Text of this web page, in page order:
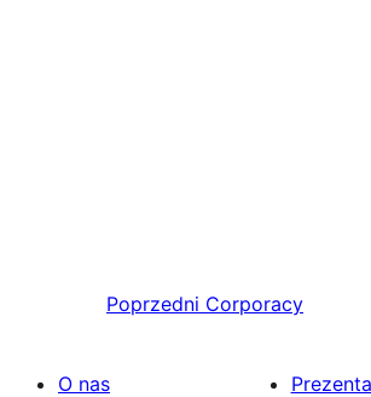
Poprzedni Corporacy
O nas